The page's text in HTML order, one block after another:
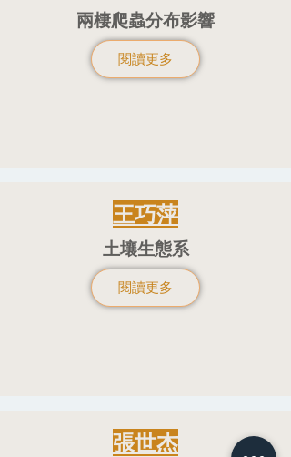
兩棲爬蟲分布影響
閱讀更多
王巧萍
土壤生態系
閱讀更多
張世杰